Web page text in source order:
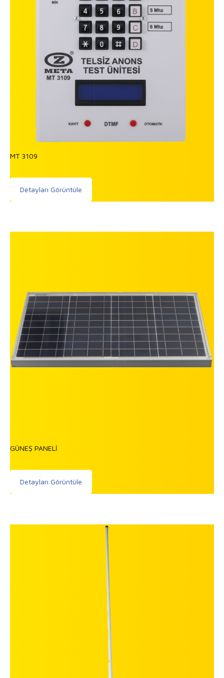
MT 3109
Detayları Görüntüle
GÜNEŞ PANELİ
Detayları Görüntüle